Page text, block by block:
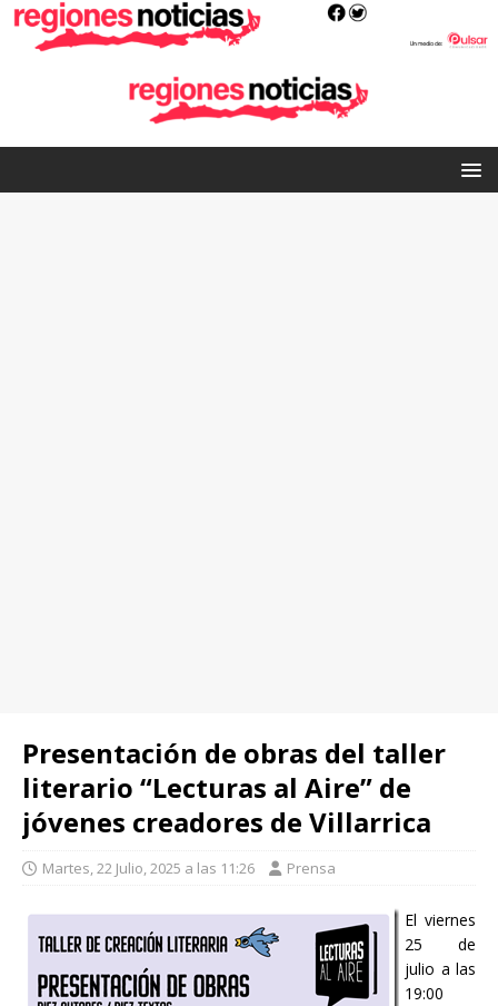
Presentación de obras del taller
literario “Lecturas al Aire” de
jóvenes creadores de Villarrica
Martes, 22 Julio, 2025 a las 11:26 Prensa
El viernes
25 de
julio a las
19:00